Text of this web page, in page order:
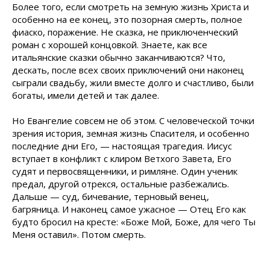
Более того, если смотреть на земную жизнь Христа и
особенно на ее конец, это позорная смерть, полное
фиаско, поражение. Не сказка, не приключенческий
роман с хорошей концовкой. Знаете, как все
итальянские сказки обычно заканчиваются? Что,
дескать, после всех своих приключений они наконец
сыграли свадьбу, жили вместе долго и счастливо, были
богаты, имели детей и так далее.
Но Евангелие совсем не об этом. С человеческой точки
зрения история, земная жизнь Спасителя, и особенно
последние дни Его, — настоящая трагедия. Иисус
вступает в конфликт с клиром Ветхого Завета, Его
судят и первосвященники, и римляне. Один ученик
предал, другой отрекся, остальные разбежались.
Дальше — суд, бичевание, терновый венец,
багряница. И наконец самое ужасное — Отец Его как
будто бросил на кресте: «Боже Мой, Боже, для чего Ты
Меня оставил». Потом смерть.